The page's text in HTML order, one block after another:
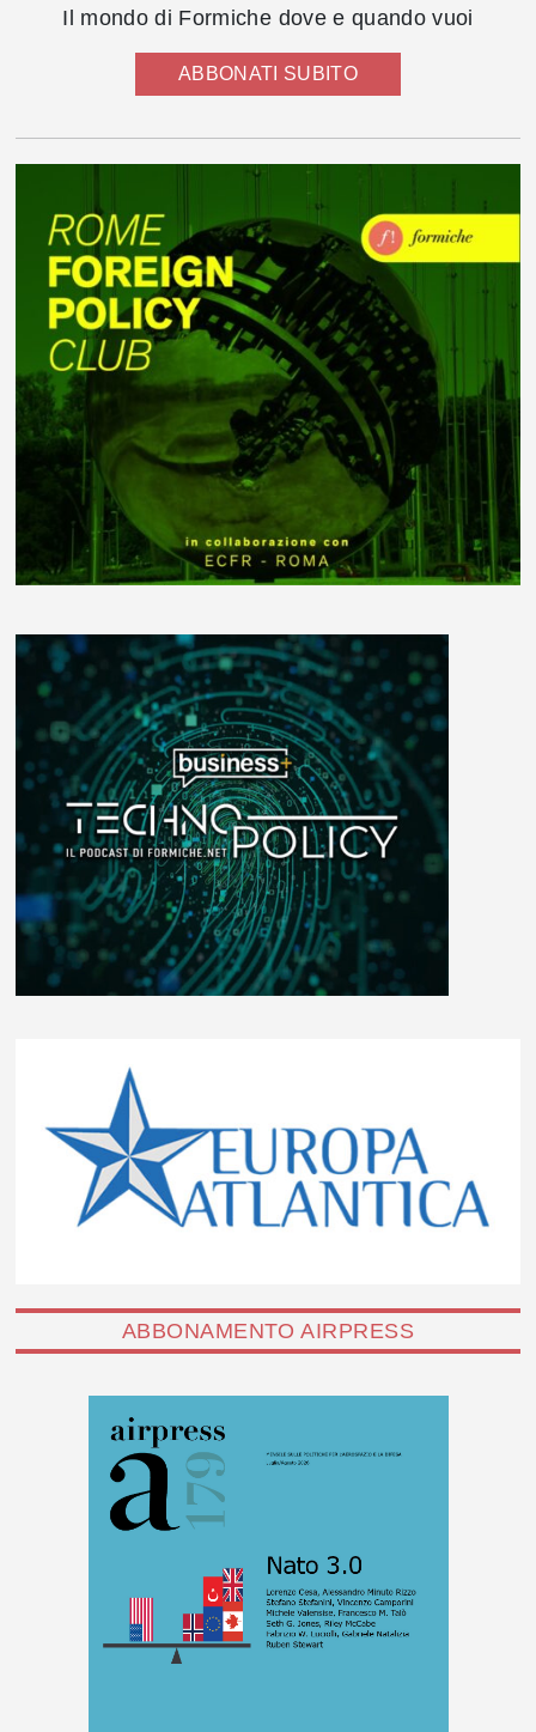
Il mondo di Formiche dove e quando vuoi
ABBONATI SUBITO
ABBONAMENTO AIRPRESS